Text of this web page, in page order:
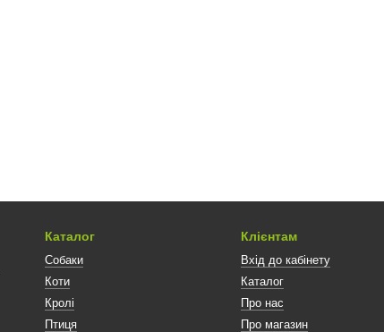
Каталог
Собаки
Коти
Кролі
Птиця
Клієнтам
Вхід до кабінету
Каталог
Про нас
Про магазин